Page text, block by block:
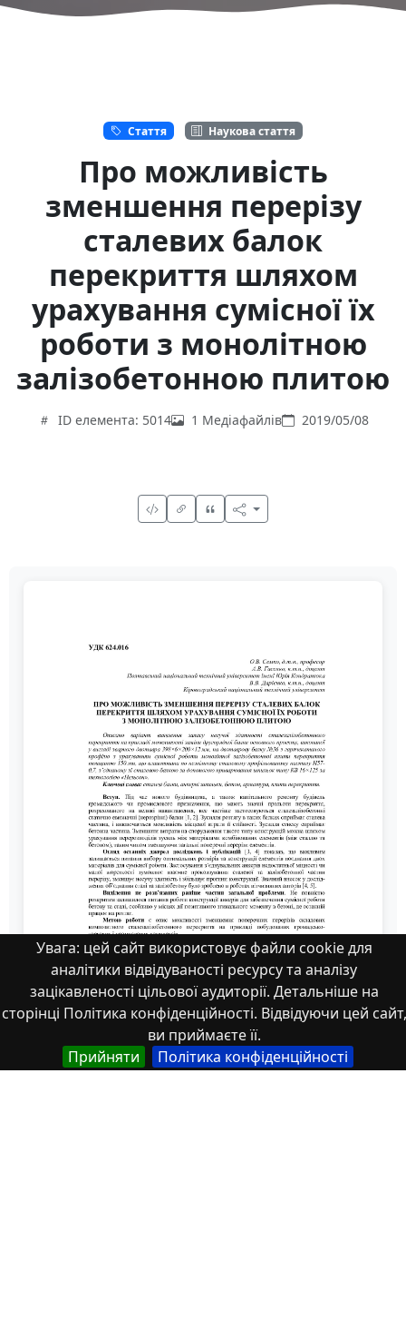
Увага: цей сайт використовує файли cookie для
аналітики відвідуваності ресурсу та аналізу
зацікавленості цільової аудиторії. Детальніше на
сторінці Політика конфіденційності. Відвідуючи цей сайт,
ви приймаєте її.
Прийняти
Політика конфіденційності
Стаття Наукова стаття
Про можливість
зменшення перерізу
сталевих балок
перекриття шляхом
урахування сумісної їх
роботи з монолітною
залізобетонною плитою
ID елемента: 5014 1 Медіафайлів 2019/05/08
115-119